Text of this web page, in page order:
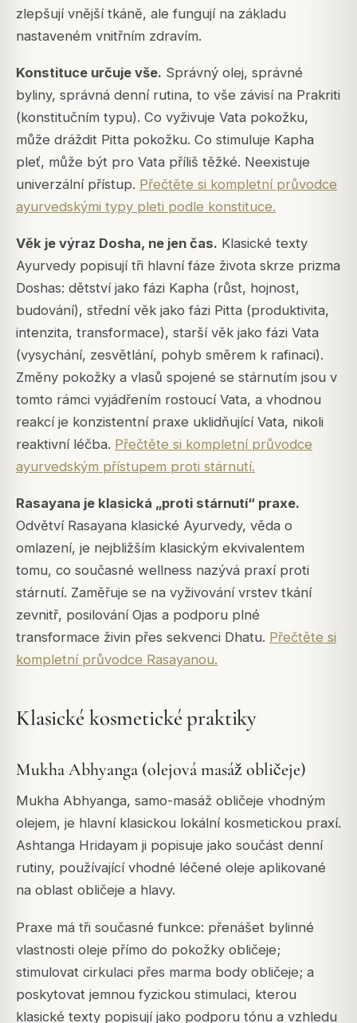
zlepšují vnější tkáně, ale fungují na základu
nastaveném vnitřním zdravím.
Konstituce určuje vše. Správný olej, správné
byliny, správná denní rutina, to vše závisí na Prakriti
(konstitučním typu). Co vyživuje Vata pokožku,
může dráždit Pitta pokožku. Co stimuluje Kapha
pleť, může být pro Vata příliš těžké. Neexistuje
univerzální přístup. Přečtěte si kompletní průvodce
ayurvedskými typy pleti podle konstituce.
Věk je výraz Dosha, ne jen čas. Klasické texty
Ayurvedy popisují tři hlavní fáze života skrze prizma
Doshas: dětství jako fázi Kapha (růst, hojnost,
budování), střední věk jako fázi Pitta (produktivita,
intenzita, transformace), starší věk jako fázi Vata
(vysychání, zesvětlání, pohyb směrem k rafinaci).
Změny pokožky a vlasů spojené se stárnutím jsou v
tomto rámci vyjádřením rostoucí Vata, a vhodnou
reakcí je konzistentní praxe uklidňující Vata, nikoli
reaktivní léčba. Přečtěte si kompletní průvodce
ayurvedským přístupem proti stárnutí.
Rasayana je klasická „proti stárnutí“ praxe.
Odvětví Rasayana klasické Ayurvedy, věda o
omlazení, je nejbližším klasickým ekvivalentem
tomu, co současné wellness nazývá praxí proti
stárnutí. Zaměřuje se na vyživování vrstev tkání
zevnitř, posilování Ojas a podporu plné
transformace živin přes sekvenci Dhatu. Přečtěte si
kompletní průvodce Rasayanou.
Klasické kosmetické praktiky
Mukha Abhyanga (olejová masáž obličeje)
Mukha Abhyanga, samo-masáž obličeje vhodným
olejem, je hlavní klasickou lokální kosmetickou praxí.
Ashtanga Hridayam ji popisuje jako součást denní
rutiny, používající vhodné léčené oleje aplikované
na oblast obličeje a hlavy.
Praxe má tři současné funkce: přenášet bylinné
vlastnosti oleje přímo do pokožky obličeje;
stimulovat cirkulaci přes marma body obličeje; a
poskytovat jemnou fyzickou stimulaci, kterou
klasické texty popisují jako podporu tónu a vzhledu